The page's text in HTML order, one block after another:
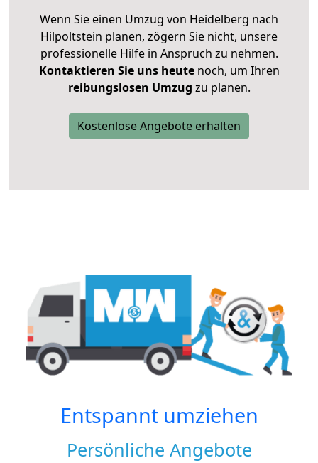
Wenn Sie einen Umzug von Heidelberg nach
Hilpoltstein planen, zögern Sie nicht, unsere
professionelle Hilfe in Anspruch zu nehmen.
Kontaktieren Sie uns heutenoch, um Ihren
reibungslosen Umzug zu planen.
Kostenlose Angebote erhalten
Entspannt umziehen
Persönliche Angebote